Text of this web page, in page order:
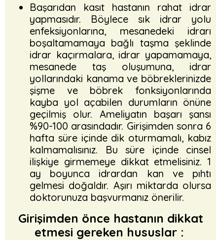
Başarıdan kasıt hastanın rahat idrar
yapmasıdır. Böylece sık idrar yolu
enfeksiyonlarına, mesanedeki idrarı
boşaltamamaya bağlı taşma şeklinde
idrar kaçırmalara, idrar yapamamaya,
mesanede taş oluşumuna, idrar
yollarındaki kanama ve böbreklerinizde
şişme ve böbrek fonksiyonlarında
kayba yol açabilen durumların önüne
geçilmiş olur. Ameliyatın başarı şansı
%90-100 arasındadır. Girişimden sonra 6
hafta süre içinde dik oturmamalı, kabız
kalmamalısınız. Bu süre içinde cinsel
ilişkiye girmemeye dikkat etmelisiniz. 1
ay boyunca idrardan kan ve pıhtı
gelmesi doğaldır. Aşırı miktarda olursa
doktorunuza başvurmanız önerilir.
Girişimden önce hastanın dikkat
etmesi gereken hususlar :